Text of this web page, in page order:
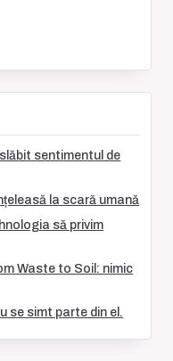
sentimentul de
la scară umană
să privim
Waste to Soil: nimic
se simt parte din el.